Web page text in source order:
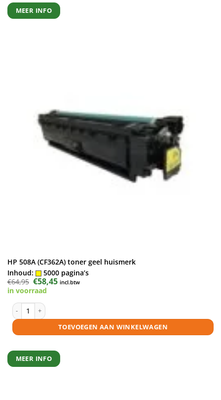
MEER INFO
HP 508A (CF362A) toner geel huismerk
Inhoud:
5000 pagina’s
€64,95 Oorspronkelijke
prijs
was:
€58,45Huidige
prijs
incl.btw
in voorraad
HP 508A (CF362A) toner geel huismerk aantal
TOEVOEGEN AAN WINKELWAGEN
MEER INFO